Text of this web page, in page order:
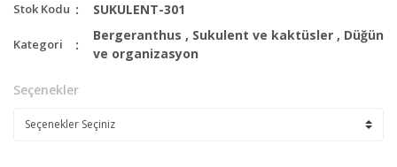
Stok Kodu SUKULENT-301
Kategori
Bergeranthus , Sukulent ve kaktüsler , Düğün
ve organizasyon
Seçenekler